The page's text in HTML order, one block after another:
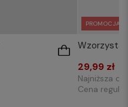
PROMOCJA
Wzorzysta
29,99 zł
Najniższa
Cena